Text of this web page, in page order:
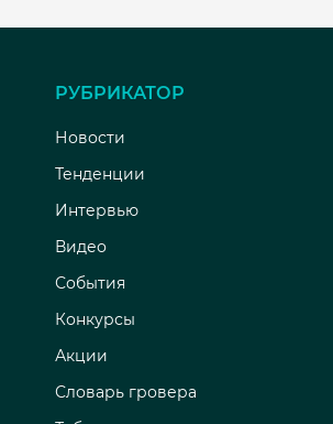
РУБРИКАТОР
Новости
Тенденции
Интервью
Видео
События
Конкурсы
Акции
Словарь гровера